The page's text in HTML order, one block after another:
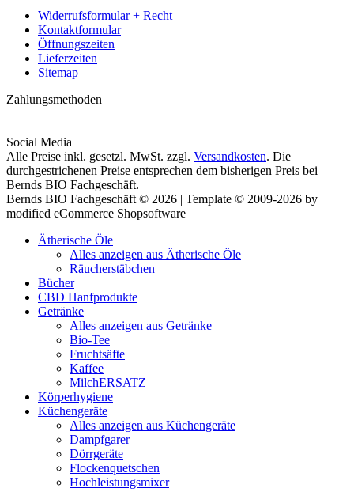
Widerrufsformular + Recht
Kontaktformular
Öffnungszeiten
Lieferzeiten
Sitemap
Zahlungsmethoden
Social Media
Alle Preise inkl. gesetzl. MwSt. zzgl. Versandkosten. Die
durchgestrichenen Preise entsprechen dem bisherigen Preis bei
Bernds BIO Fachgeschäft.
Bernds BIO Fachgeschäft © 2026 | Template © 2009-2026 by
modified eCommerce Shopsoftware
Ätherische Öle
Alles anzeigen aus Ätherische Öle
Räucherstäbchen
Bücher
CBD Hanfprodukte
Getränke
Alles anzeigen aus Getränke
Bio-Tee
Fruchtsäfte
Kaffee
MilchERSATZ
Körperhygiene
Küchengeräte
Alles anzeigen aus Küchengeräte
Dampfgarer
Dörrgeräte
Flockenquetschen
Hochleistungsmixer